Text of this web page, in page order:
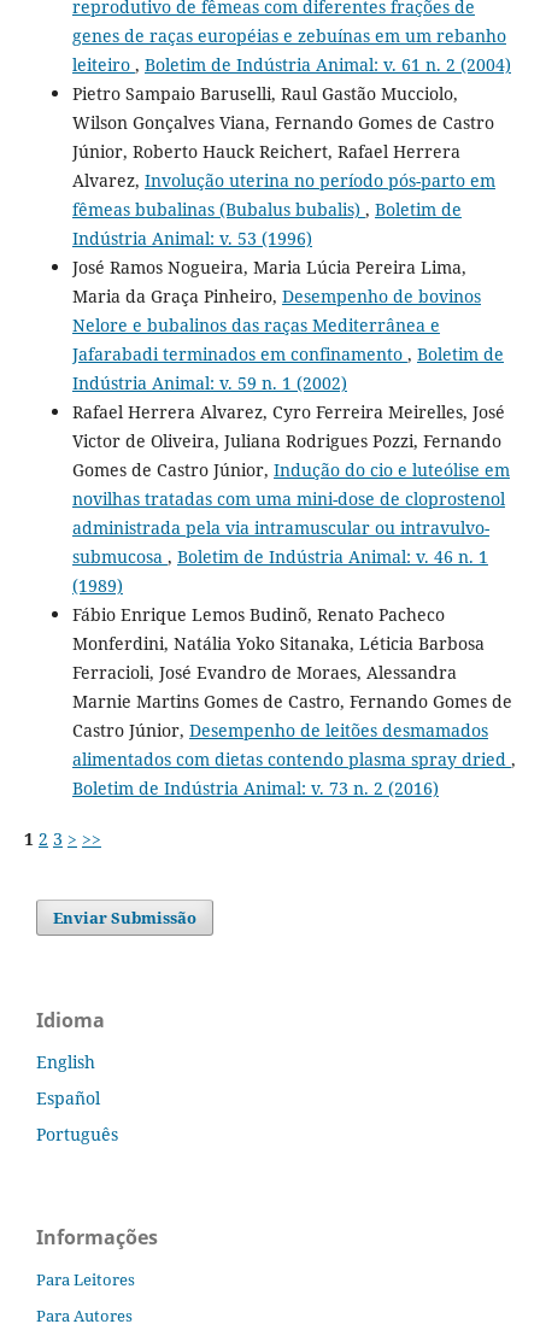
reprodutivo de fêmeas com diferentes frações de
genes de raças européias e zebuínas em um rebanho
leiteiro , Boletim de Indústria Animal: v. 61 n. 2 (2004)
Pietro Sampaio Baruselli, Raul Gastão Mucciolo,
Wilson Gonçalves Viana, Fernando Gomes de Castro
Júnior, Roberto Hauck Reichert, Rafael Herrera
Alvarez, Involução uterina no período pós-parto em
fêmeas bubalinas (Bubalus bubalis) , Boletim de
Indústria Animal: v. 53 (1996)
José Ramos Nogueira, Maria Lúcia Pereira Lima,
Maria da Graça Pinheiro, Desempenho de bovinos
Nelore e bubalinos das raças Mediterrânea e
Jafarabadi terminados em confinamento , Boletim de
Indústria Animal: v. 59 n. 1 (2002)
Rafael Herrera Alvarez, Cyro Ferreira Meirelles, José
Victor de Oliveira, Juliana Rodrigues Pozzi, Fernando
Gomes de Castro Júnior, Indução do cio e luteólise em
novilhas tratadas com uma mini-dose de cloprostenol
administrada pela via intramuscular ou intravulvo-
submucosa , Boletim de Indústria Animal: v. 46 n. 1
(1989)
Fábio Enrique Lemos Budinõ, Renato Pacheco
Monferdini, Natália Yoko Sitanaka, Léticia Barbosa
Ferracioli, José Evandro de Moraes, Alessandra
Marnie Martins Gomes de Castro, Fernando Gomes de
Castro Júnior, Desempenho de leitões desmamados
alimentados com dietas contendo plasma spray dried ,
Boletim de Indústria Animal: v. 73 n. 2 (2016)
1 2 3 > >>
Enviar Submissão
Idioma
English
Español
Português
Informações
Para Leitores
Para Autores